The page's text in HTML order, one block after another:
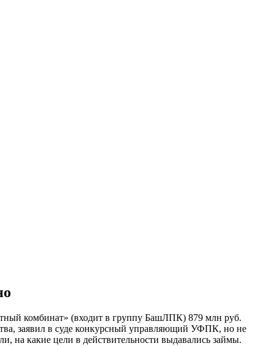
комбинат» (входит в группу БашЛПК) 879 млн руб.
заявил в суде конкурсный управляющий УФПК, но не
на какие цели в действительности выдавались займы.